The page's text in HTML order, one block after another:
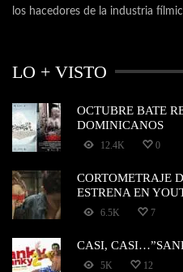
los hacedores de la industria
LO + VISTO
OCTUBRE BATE
DOMINICANOS
12.4K 0
CORTOMETRAJE
ESTRENA EN
6.5K 7
CASI,
5K 12